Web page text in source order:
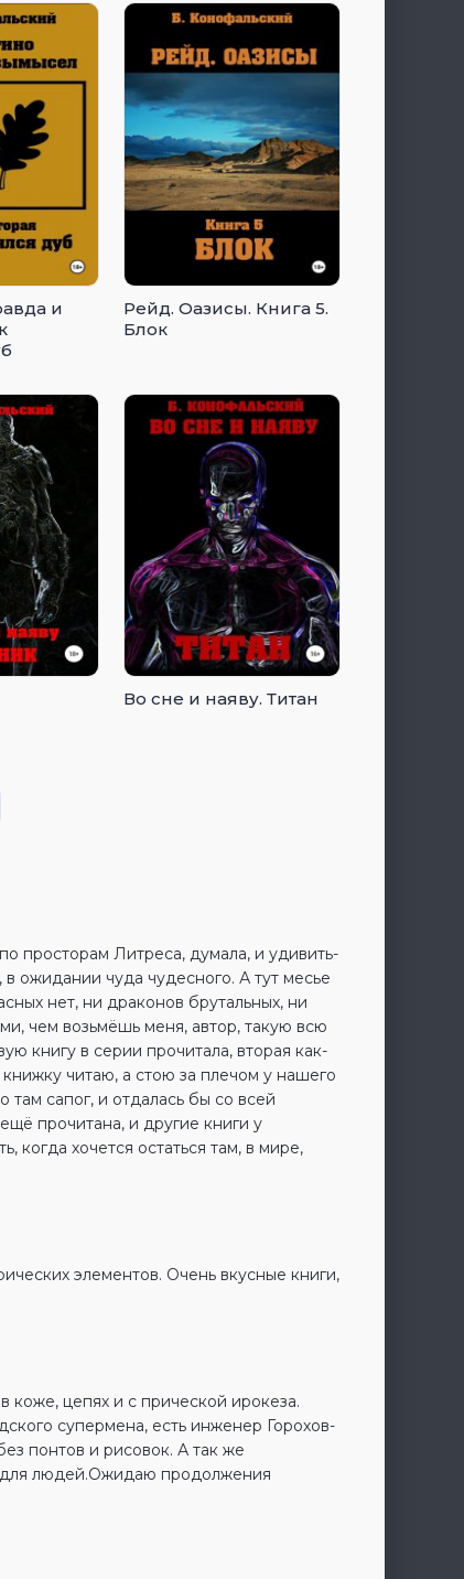
и
Рейд. Оазисы. Книга 5.
Блок
Во сне и наяву. Титан
просторам Литреса, думала, и удивить-
ожидании чуда чудесного. А тут месье
нет, ни драконов брутальных, ни
чем возьмёшь меня, автор, такую всю
книгу в серии прочитала, вторая как-
читаю, а стою за плечом у нашего
там сапог, и отдалась бы со всей
прочитана, и другие книги у
когда хочется остаться там, в мире,
элементов. Очень вкусные книги,
коже, цепях и с прической ирокеза.
супермена, есть инженер Горохов-
понтов и рисовок. А так же
людей.Ожидаю продолжения